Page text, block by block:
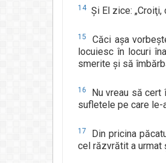
14 Şi El zice:
15
Căci aşa
locuiesc în locuri
smerite şi să
16
Nu vreau să cert
sufletele pe care le-
17
Din pricina
cel răzvrătit a urmat